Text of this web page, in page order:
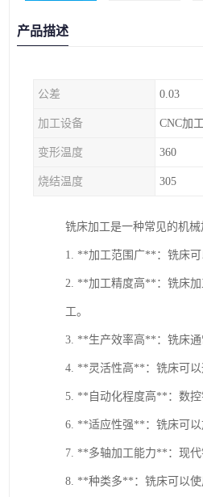
产品描述
公差 0.03
加工设备 CNC加
变形温度 360
烧结温度 305
铣床加工是一种常见的机械
1. **加工范围广**：铣床可
2. **加工精度高**：铣床加
工。
3. **生产效率高**：铣床通
4. **灵活性高**：铣床可以
5. **自动化程度高**：数控
6. **适应性强**：铣床可以
7. **多轴加工能力**：现代
8. **种类多**：铣床可以使